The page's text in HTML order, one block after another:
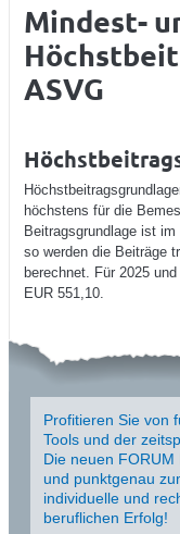
Mindest-
ASVG
höchstens für die
Beitragsgrundlage ist
so werden die Beiträge
berechnet. Für 2025
EUR 551,10.
Profitieren Sie von
Tools und der
Die neuen
und punktgenau
individuelle und
beruflichen Erfolg!